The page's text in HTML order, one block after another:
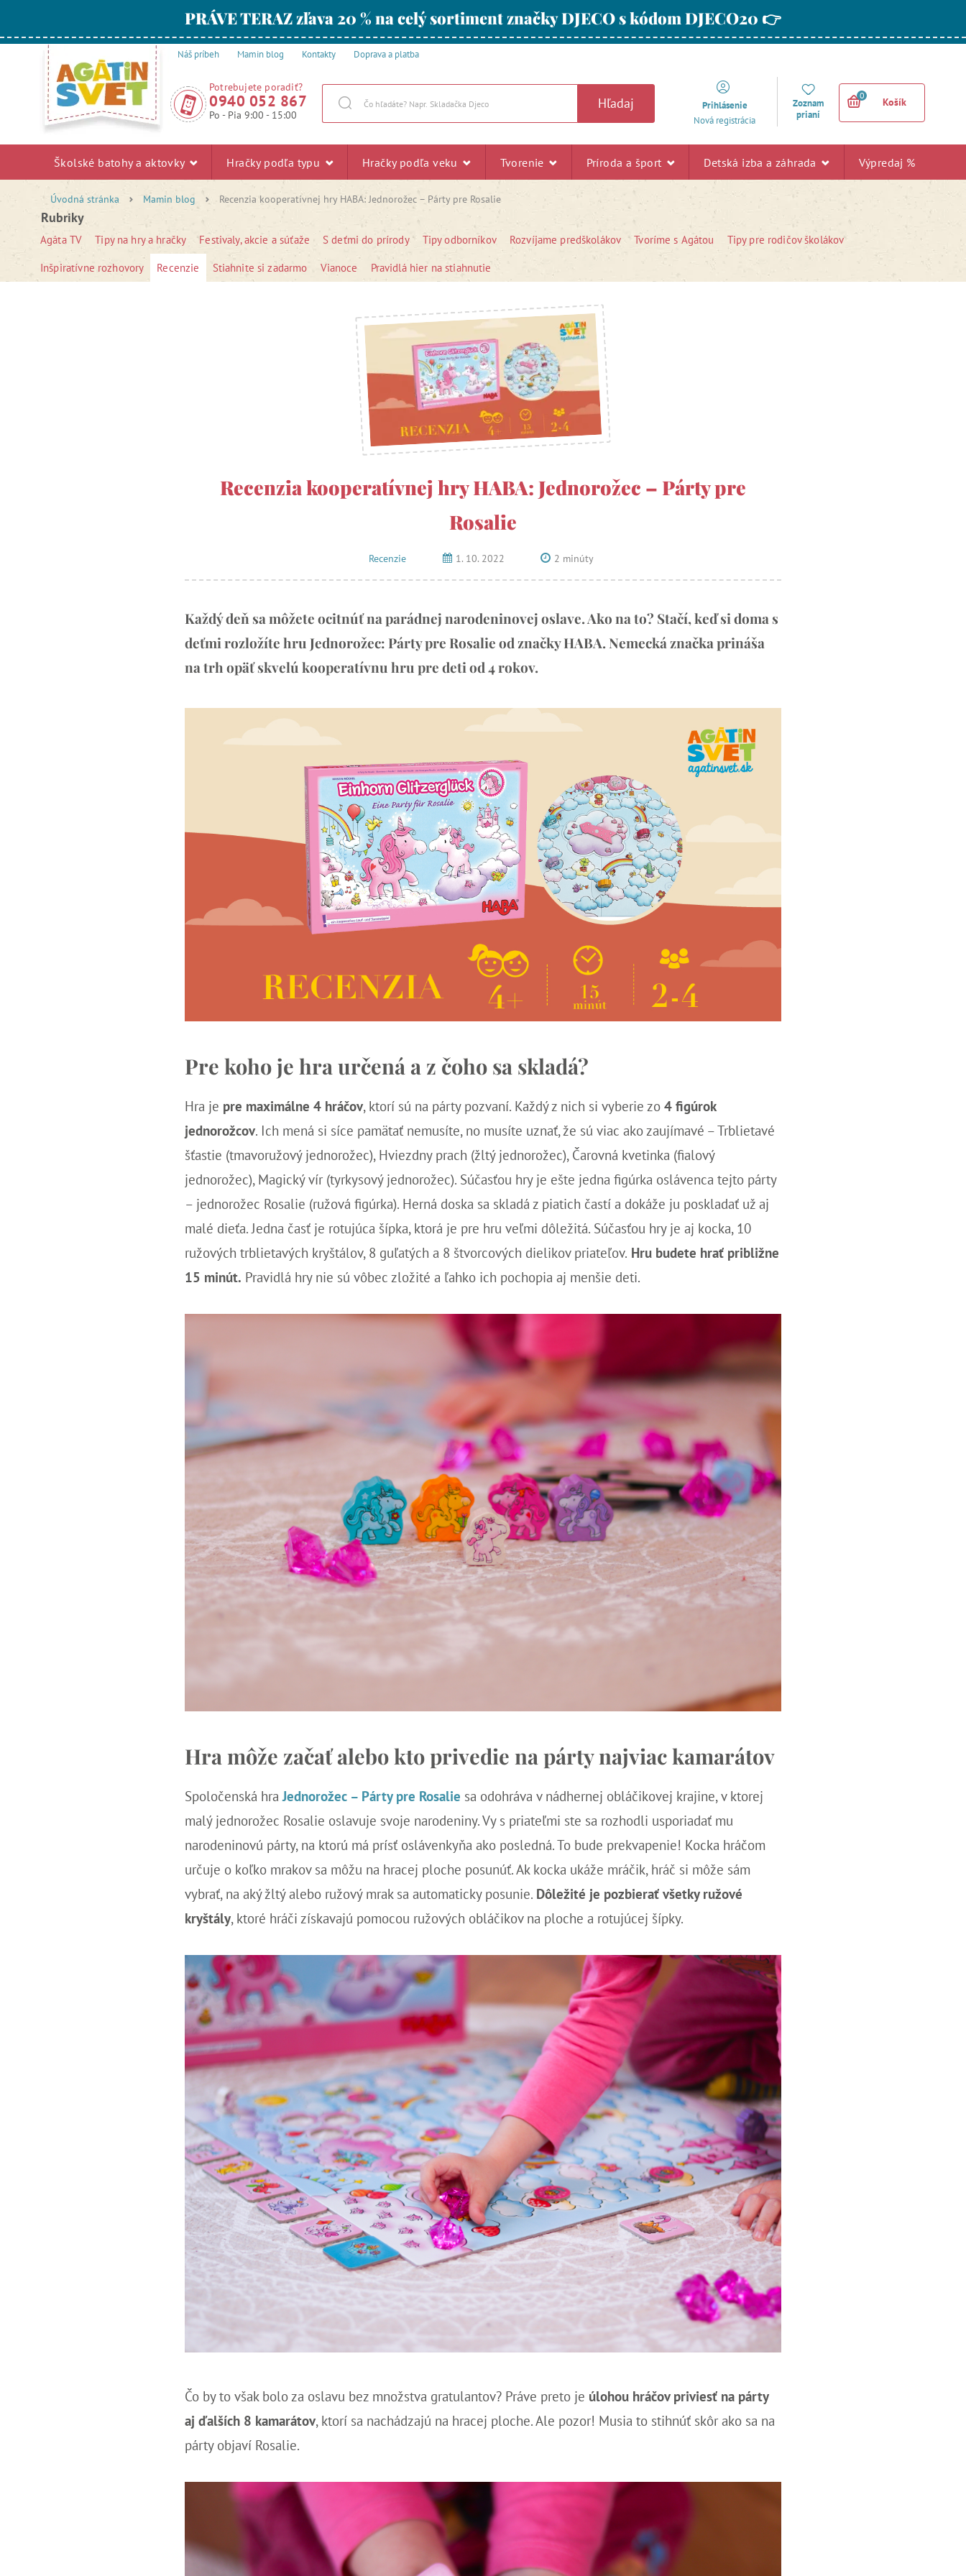
PRÁVE TERAZ zľava 20 % na celý sortiment značky DJECO s kódom DJECO20 👉
Náš príbeh Mamin blog Kontakty Doprava a platba
Potrebujete poradiť?
0940 052 867
Po - Pia 9:00 - 15:00
Hľadaj
Prihlásenie
Nová registrácia
Zoznam
prianí
0
Košík
Školské batohy a aktovky Hračky podľa typu Hračky podľa veku Tvorenie Príroda a šport Detská izba a záhrada Výpredaj %
Úvodná stránka Mamin blog Recenzia kooperatívnej hry HABA: Jednorožec – Párty pre Rosalie
Rubriky
Agáta TV Tipy na hry a hračky Festivaly, akcie a súťaže S deťmi do prírody Tipy odborníkov Rozvíjame predškolákov Tvoríme s Agátou Tipy pre rodičov školákov
Inšpiratívne rozhovory Recenzie Stiahnite si zadarmo Vianoce Pravidlá hier na stiahnutie
Recenzia kooperatívnej hry HABA: Jednorožec – Párty pre
Rosalie
Recenzie 1. 10. 2022 2 minúty
Každý deň sa môžete ocitnúť na parádnej narodeninovej oslave. Ako na to? Stačí, keď si doma s
deťmi rozložíte hru Jednorožec: Párty pre Rosalie od značky HABA. Nemecká značka prináša
na trh opäť skvelú kooperatívnu hru pre deti od 4 rokov.
Pre koho je hra určená a z čoho sa skladá?
Hra je pre maximálne 4 hráčov, ktorí sú na párty pozvaní. Každý z nich si vyberie zo 4 figúrok
jednorožcov. Ich mená si síce pamätať nemusíte, no musíte uznať, že sú viac ako zaujímavé – Trblietavé
šťastie (tmavoružový jednorožec), Hviezdny prach (žltý jednorožec), Čarovná kvetinka (fialový
jednorožec), Magický vír (tyrkysový jednorožec). Súčasťou hry je ešte jedna figúrka oslávenca tejto párty
– jednorožec Rosalie (ružová figúrka). Herná doska sa skladá z piatich častí a dokáže ju poskladať už aj
malé dieťa. Jedna časť je rotujúca šípka, ktorá je pre hru veľmi dôležitá. Súčasťou hry je aj kocka, 10
ružových trblietavých kryštálov, 8 guľatých a 8 štvorcových dielikov priateľov. Hru budete hrať približne
15 minút. Pravidlá hry nie sú vôbec zložité a ľahko ich pochopia aj menšie deti.
Hra môže začať alebo kto privedie na párty najviac kamarátov
Spoločenská hraJednorožec – Párty pre Rosalie sa odohráva v nádhernej obláčikovej krajine, v ktorej
malý jednorožec Rosalie oslavuje svoje narodeniny. Vy s priateľmi ste sa rozhodli usporiadať mu
narodeninovú párty, na ktorú má prísť oslávenkyňa ako posledná. To bude prekvapenie! Kocka hráčom
určuje o koľko mrakov sa môžu na hracej ploche posunúť. Ak kocka ukáže mráčik, hráč si môže sám
vybrať, na aký žltý alebo ružový mrak sa automaticky posunie. Dôležité je pozbierať všetky ružové
kryštály, ktoré hráči získavajú pomocou ružových obláčikov na ploche a rotujúcej šípky.
Čo by to však bolo za oslavu bez množstva gratulantov? Práve preto je úlohou hráčov priviesť na párty
aj ďalších 8 kamarátov, ktorí sa nachádzajú na hracej ploche. Ale pozor! Musia to stihnúť skôr ako sa na
párty objaví Rosalie.